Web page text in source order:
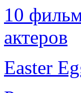
10
актеров
Easter